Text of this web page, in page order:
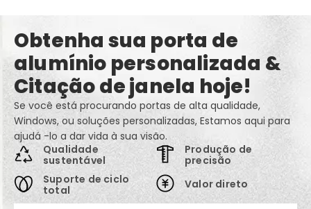
Obtenha sua porta de
alumínio personalizada &
Citação de janela hoje!
Se você está procurando portas de alta qualidade,
Windows, ou soluções personalizadas, Estamos aqui para
ajudá -lo a dar vida à sua visão.
Qualidade
sustentável
Suporte de ciclo
total
Produção de
precisão
Valor direto